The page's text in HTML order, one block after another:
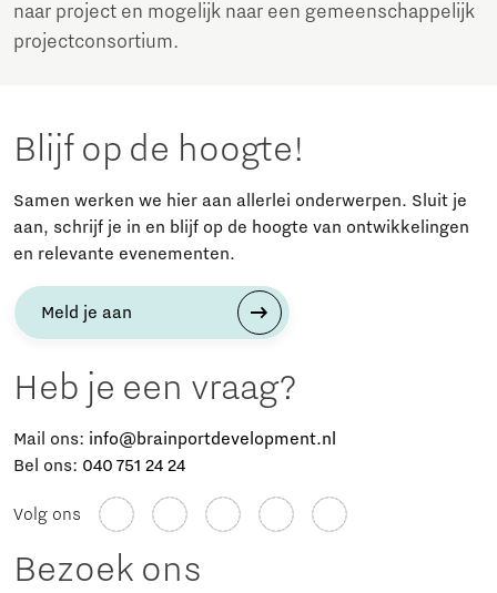
naar project en mogelijk naar een ge­meenschappelijk
projectconsortium.
Blijf op de hoogte!
Samen werken we hier aan allerlei onderwerpen. Sluit je
aan, schrijf je in en blijf op de hoogte van ontwikkelingen
en relevante evenementen.
Meld je aan
Heb je een vraag?
Mail ons: info@brainportdevelopment.nl
Bel ons: 040 751 24 24
Volg ons
Bezoek ons